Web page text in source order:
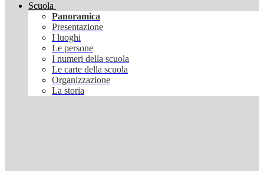
Scuola
Panoramica
Presentazione
I luoghi
Le persone
I numeri della scuola
Le carte della scuola
Organizzazione
La storia